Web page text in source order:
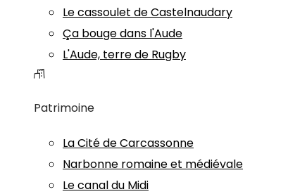
Le cassoulet de Castelnaudary
Ça bouge dans l'Aude
L'Aude, terre de Rugby
Patrimoine
La Cité de Carcassonne
Narbonne romaine et médiévale
Le canal du Midi